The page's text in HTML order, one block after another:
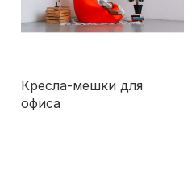
Кресла-мешки для
офиса